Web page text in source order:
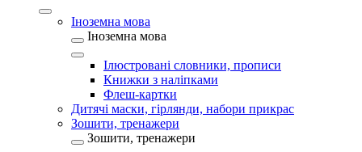
Іноземна мова
Іноземна мова
Ілюстровані словники, прописи
Книжки з наліпками
Флеш-картки
Дитячі маски, гірлянди, набори прикрас
Зошити, тренажери
Зошити, тренажери